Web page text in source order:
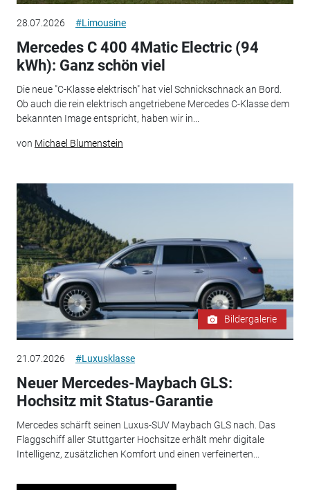
28.07.2026 #Limousine
Mercedes C 400 4Matic Electric (94
kWh): Ganz schön viel
Die neue "C-Klasse elektrisch" hat viel Schnickschnack an Bord.
Ob auch die rein elektrisch angetriebene Mercedes C-Klasse dem
bekannten Image entspricht, haben wir in...
von Michael Blumenstein
Bildergalerie
21.07.2026 #Luxusklasse
Neuer Mercedes-Maybach GLS:
Hochsitz mit Status-Garantie
Mercedes schärft seinen Luxus-SUV Maybach GLS nach. Das
Flaggschiff aller Stuttgarter Hochsitze erhält mehr digitale
Intelligenz, zusätzlichen Komfort und einen verfeinerten...